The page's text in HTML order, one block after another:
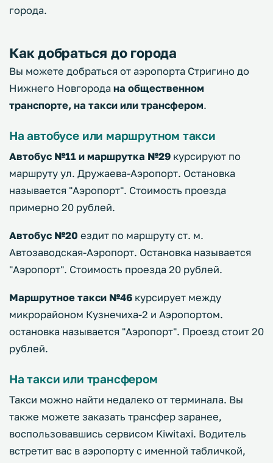
города.
Как добраться до города
Вы можете добраться от аэропорта Стригино до
Нижнего Новгорода на общественном
транспорте, на такси или трансфером.
На автобусе или маршрутном такси
Автобус №11 и маршрутка №29 курсируют по
маршруту ул. Дружаева-Аэропорт. Остановка
называется "Аэропорт". Стоимость проезда
примерно 20 рублей.
Автобус №20 ездит по маршруту ст. м.
Автозаводская-Аэропорт. Остановка называется
"Аэропорт". Стоимость проезда 20 рублей.
Маршрутное такси №46 курсирует между
микрорайоном Кузнечиха-2 и Аэропортом.
остановка называется "Аэропорт". Проезд стоит 20
рублей.
На такси или трансфером
Такси можно найти недалеко от терминала. Вы
также можете заказать трансфер заранее,
воспользовавшись сервисом Kiwitaxi. Водитель
встретит вас в аэропорту с именной табличкой,